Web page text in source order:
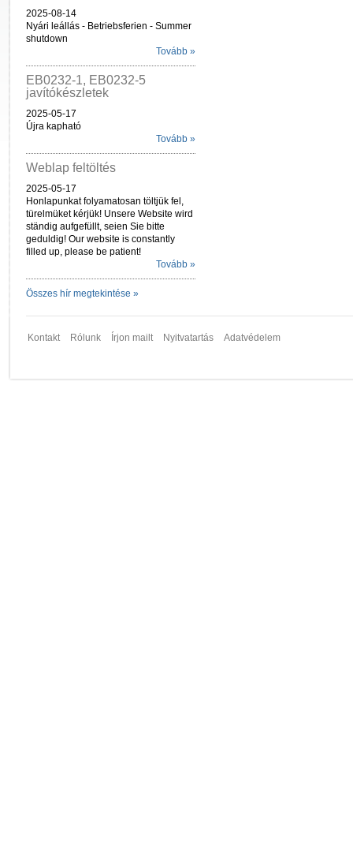
2025-08-14
Nyári leállás - Betriebsferien - Summer
shutdown
Tovább »
EB0232-1, EB0232-5
javítókészletek
2025-05-17
Újra kapható
Tovább »
Weblap feltöltés
2025-05-17
Honlapunkat folyamatosan töltjük fel,
türelmüket kérjük! Unsere Website wird
ständig aufgefüllt, seien Sie bitte
geduldig! Our website is constantly
filled up, please be patient!
Tovább »
Összes hír megtekintése »
Kontakt Rólunk Írjon mailt Nyitvatartás Adatvédelem